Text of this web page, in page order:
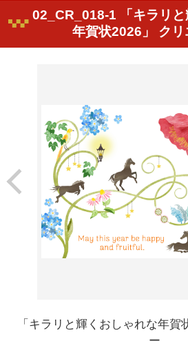
02_CR_018-1 「キラリ
年賀状2026」 クリ
「キラリと輝くおしゃれな年賀
ー